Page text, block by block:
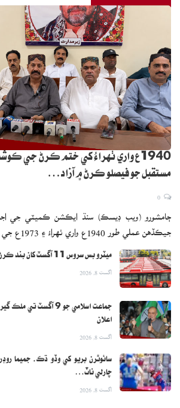
1940ع واري ٺهراءُ کي ختم ڪرڻ جي
مستقبل جو فيصلو ڪرڻ ۾ آزاد…
ڄامشورو (ويب ڊيسڪ) سنڌ ايڪشن ڪميٽي جي
جيڪڏهن عملي طور 1940ع واري ٺهراءُ ۽ 1973ع جي آئين کي…
ميٽرو بس سروس 11 آگسٽ کان بند ڪرڻ جو اعلان
اگست 8, 2026
جماعت اسلامي جو 9
اعلان
اگست 8, 2026
سائوٿرن بريو کي وڏو ڌڪ، جميما
چارلي ناٽ…
اگست 8, 2026